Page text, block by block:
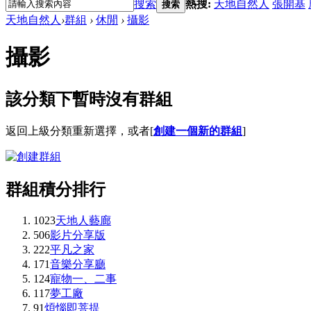
搜索 搜索 熱搜: 天地自然人 張開基
天地自然人 ›群組 › 休閒 › 攝影
攝影
該分類下暫時沒有群組
返回上級分類重新選擇，或者[創建一個新的群組]
群組積分排行
1023天地人藝廊
506影片分享版
222平凡之家
171音樂分享廳
124寵物一、二事
117夢工廠
91煩惱即菩提